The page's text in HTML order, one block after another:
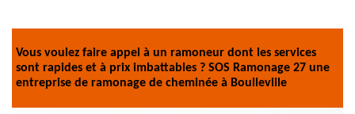
Vous voulez faire appel à un ramoneur dont les services
sont rapides et à prix imbattables ? SOS Ramonage 27 une
entreprise de ramonage de cheminée à Boulleville